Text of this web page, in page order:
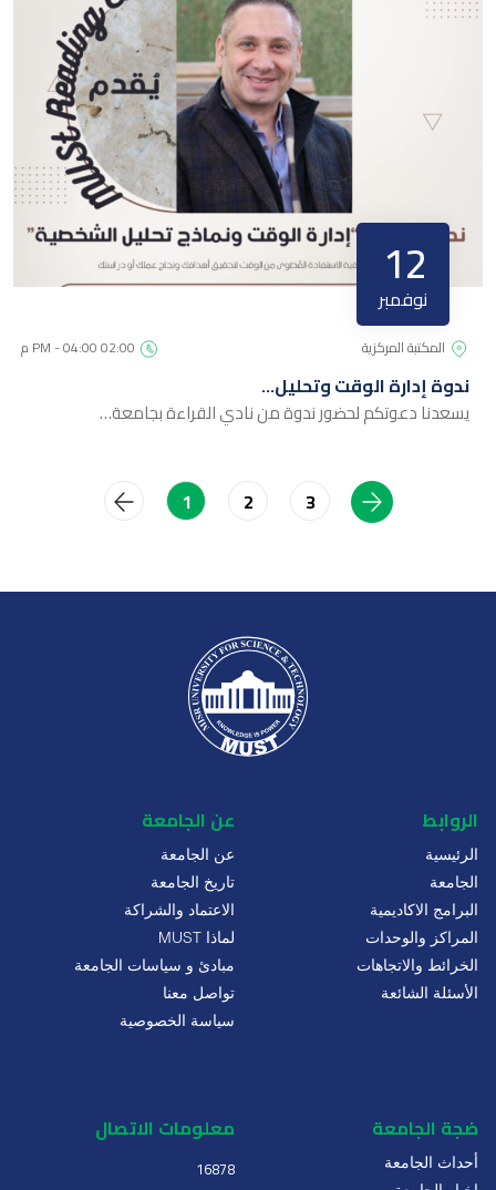
12
نوفمبر
المكتبة المركزية
ندوة إدارة الوقت وتحليل…
يسعدنا دعوتكم لحضور ندوة من نادي القراءة بجامعة…
1 2 3
الروابط
الرئيسية
الجامعة
البرامج الاكاديمية
المراكز والوحدات
الخرائط والاتجاهات
الأسئلة الشائعة
عن الجامعة
عن الجامعة
تاريخ الجامعة
الاعتماد والشراكة
لماذا MUST
مبادئ و سياسات الجامعة
تواصل معنا
سياسة الخصوصية
ضجة الجامعة
أحداث الجامعة
معلومات الاتصال
16878